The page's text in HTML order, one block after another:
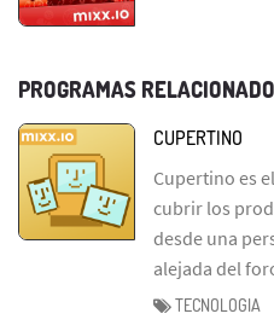
PROGRAMAS
CUPERTINO
Cupertino es
cubrir los
desde una
alejada del
TECNOLOGIA